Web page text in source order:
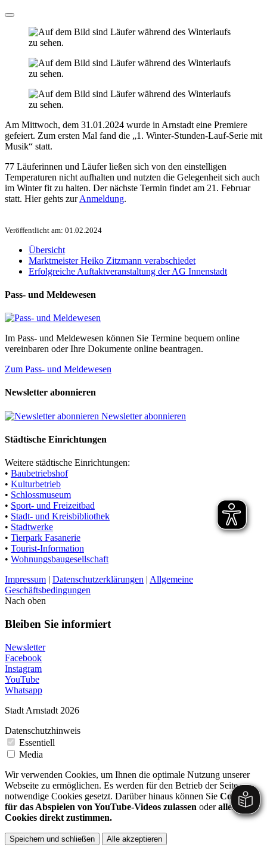
Am Mittwoch, dem 31.01.2024 wurde in Arnstadt eine Premiere
gefeiert. Zum ersten Mal fand die „1. Winter-Stunden-Lauf-Serie mit
Musik“ statt.
77 Läuferinnen und Läufer ließen sich von den einstelligen
Temperaturen nicht aufhalten und nutzten die Gelegenheit sich auch
im Winter fit zu halten. Der nächste Termin findet am 21. Februar
statt. Hier gehts zurAnmeldung.
Veröffentlicht am: 01.02.2024
Übersicht
Marktmeister Heiko Zitzmann verabschiedet
Erfolgreiche Auftaktveranstaltung der AG Innenstadt
Pass- und Meldewesen
Im Pass- und Meldewesen können Sie Termine bequem online
vereinbaren oder Ihre Dokumente online beantragen.
Zum Pass- und Meldewesen
Newsletter abonnieren
Newsletter abonnieren
Städtische Einrichtungen
Weitere städtische Einrichtungen:
• Baubetriebshof
• Kulturbetrieb
• Schlossmuseum
• Sport- und Freizeitbad
• Stadt- und Kreisbibliothek
• Stadtwerke
• Tierpark Fasanerie
• Tourist-Information
• Wohnungsbaugesellschaft
Impressum | Datenschutzerklärungen | Allgemeine
Geschäftsbedingungen
Nach oben
Bleiben Sie informiert
Newsletter
Facebook
Instagram
YouTube
Whatsapp
Stadt Arnstadt 2026
Datenschutzhinweis
Essentiell
Media
Wir verwenden Cookies, um Ihnen die optimale Nutzung unserer
Webseite zu ermöglichen. Es werden für den Betrieb der Seite
notwendige Cookies gesetzt. Darüber hinaus können Sie Cookies
für das Abspielen von YouTube-Videos zulassen oderallen
Cookies direkt zustimmen.
Speichern und schließen Alle akzeptieren